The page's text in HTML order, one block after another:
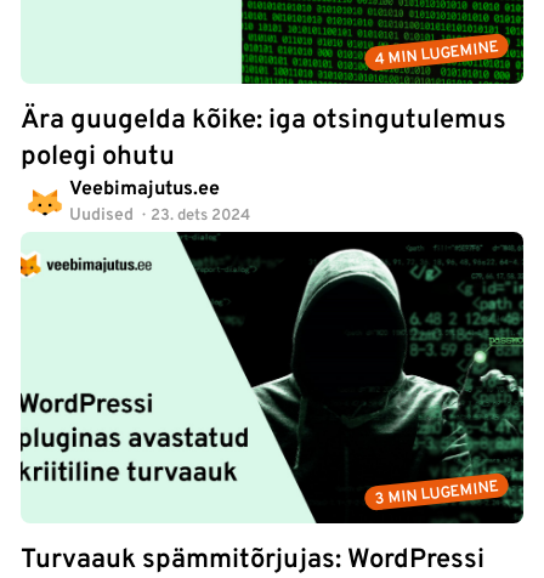
4 MIN LUGEMINE
Ära guugelda kõike: iga otsingutulemus
polegi ohutu
Veebimajutus.ee
Uudised 23. dets 2024
3 MIN LUGEMINE
Turvaauk spämmitõrjujas: WordPressi